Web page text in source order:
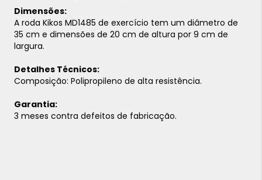
Dimensões:
A roda Kikos MD1485 de exercício tem um diâmetro de
35 cm e dimensões de 20 cm de altura por 9 cm de
largura.
Detalhes Técnicos:
Composição: Polipropileno de alta resistência.
Garantia:
3 meses contra defeitos de fabricação.